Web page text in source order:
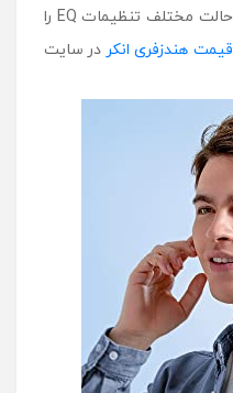
صدای را سفارشی کنید و بین 22 حالت مختلف تنظیمات EQ را
قیمت هندزفری انکر در سایت